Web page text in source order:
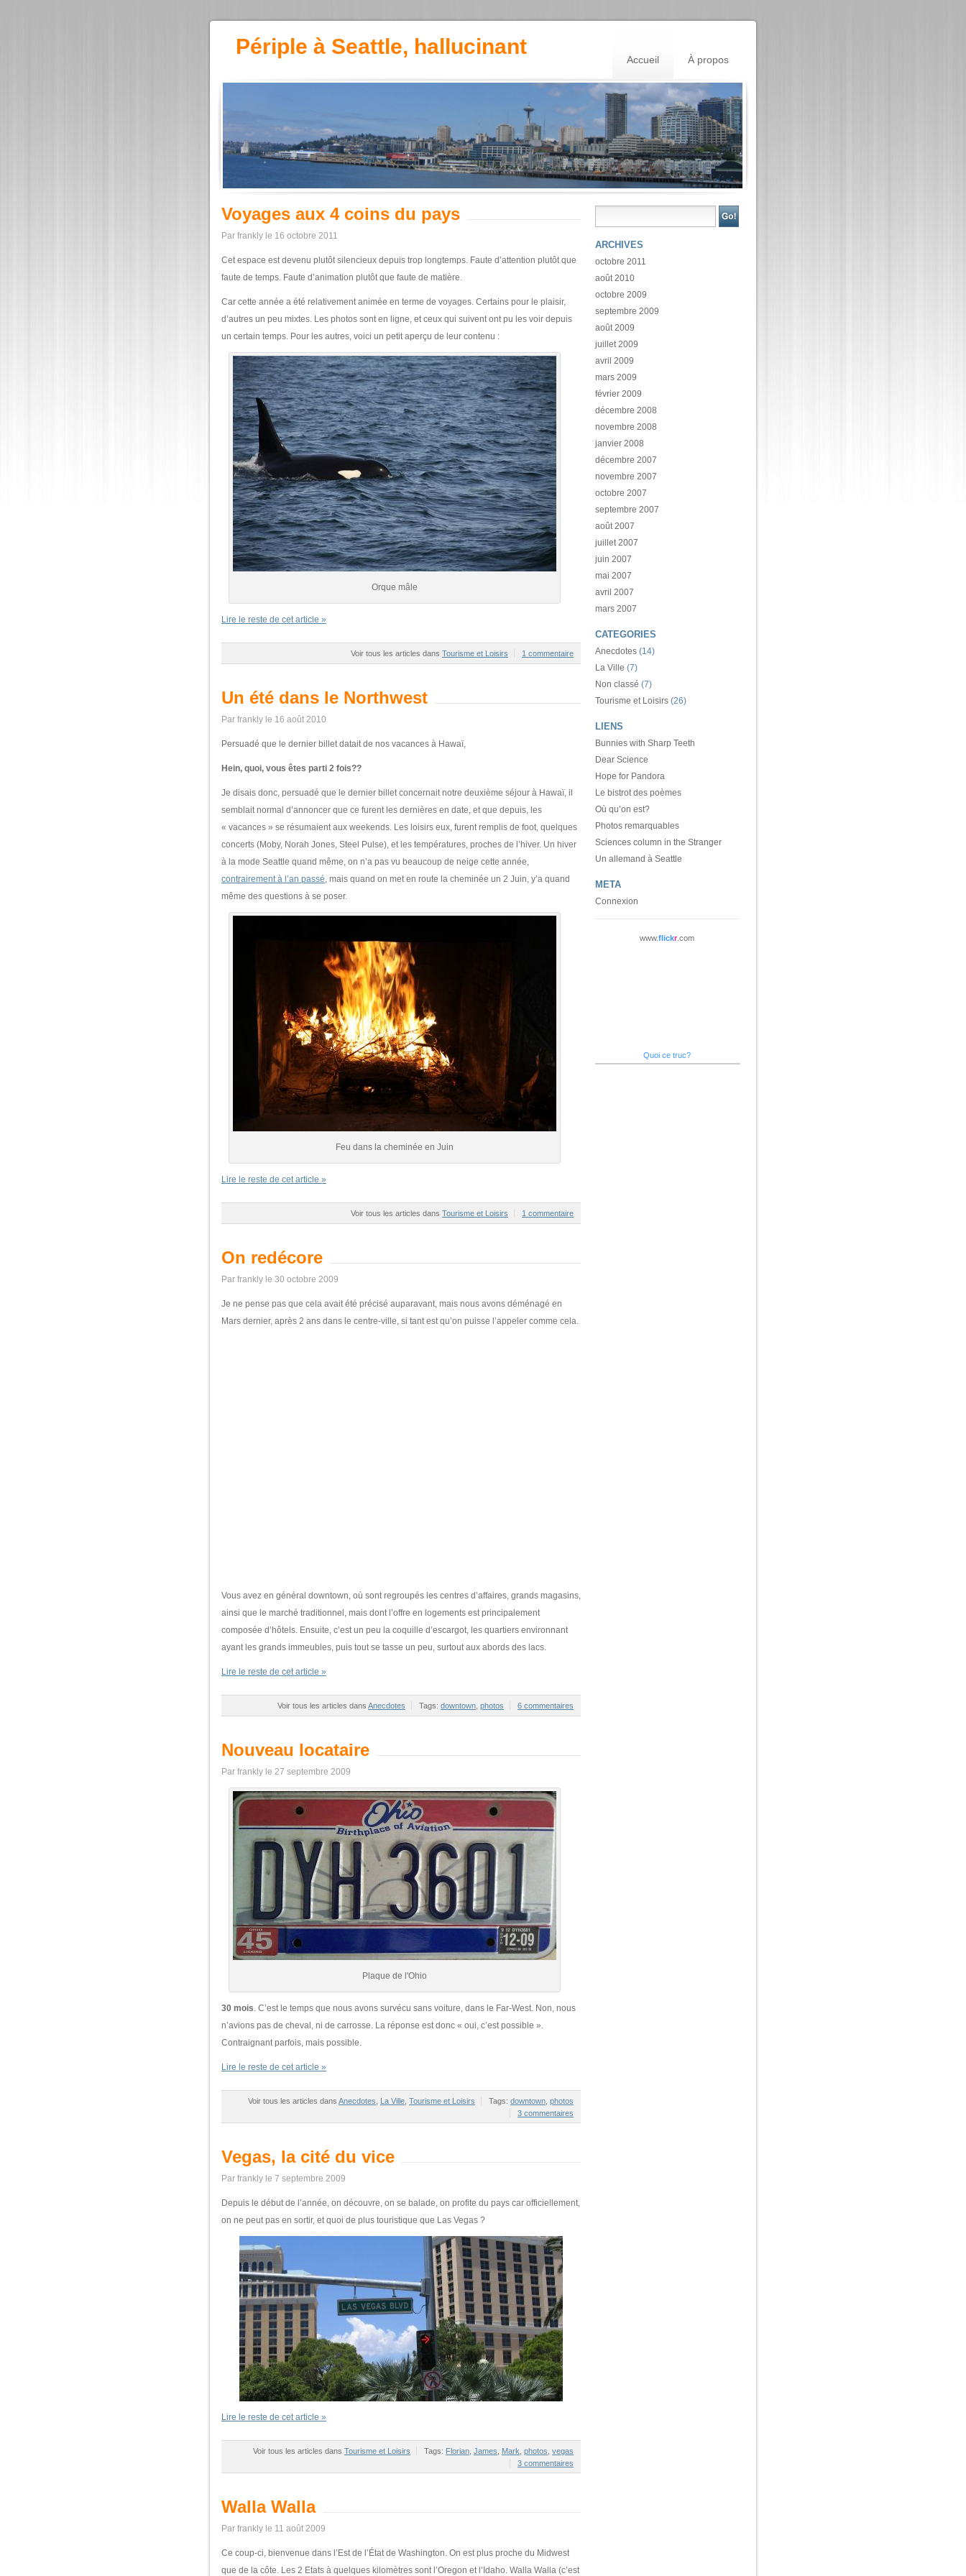
Périple à Seattle, hallucinant
Accueil À propos
Voyages aux 4 coins du pays
Par frankly le 16 octobre 2011
Cet espace est devenu plutôt silencieux depuis trop longtemps. Faute d’attention plutôt que
faute de temps. Faute d’animation plutôt que faute de matière.
Car cette année a été relativement animée en terme de voyages. Certains pour le plaisir,
d’autres un peu mixtes. Les photos sont en ligne, et ceux qui suivent ont pu les voir depuis
un certain temps. Pour les autres, voici un petit aperçu de leur contenu :
Orque mâle
Lire le reste de cet article »
Voir tous les articles dans Tourisme et Loisirs 1 commentaire
Un été dans le Northwest
Par frankly le 16 août 2010
Persuadé que le dernier billet datait de nos vacances à Hawaï,
Hein, quoi, vous êtes parti 2 fois??
Je disais donc, persuadé que le dernier billet concernait notre deuxième séjour à Hawaï, il
semblait normal d’annoncer que ce furent les dernières en date, et que depuis, les
« vacances » se résumaient aux weekends. Les loisirs eux, furent remplis de foot, quelques
concerts (Moby, Norah Jones, Steel Pulse), et les températures, proches de l’hiver. Un hiver
à la mode Seattle quand même, on n’a pas vu beaucoup de neige cette année,
contrairement à l’an passé, mais quand on met en route la cheminée un 2 Juin, y’a quand
même des questions à se poser.
Feu dans la cheminée en Juin
Lire le reste de cet article »
Voir tous les articles dans Tourisme et Loisirs 1 commentaire
On redécore
Par frankly le 30 octobre 2009
Je ne pense pas que cela avait été précisé auparavant, mais nous avons déménagé en
Mars dernier, après 2 ans dans le centre-ville, si tant est qu’on puisse l’appeler comme cela.
Vous avez en général downtown, où sont regroupés les centres d’affaires, grands magasins,
ainsi que le marché traditionnel, mais dont l’offre en logements est principalement
composée d’hôtels. Ensuite, c’est un peu la coquille d’escargot, les quartiers environnant
ayant les grands immeubles, puis tout se tasse un peu, surtout aux abords des lacs.
Lire le reste de cet article »
Voir tous les articles dans Anecdotes Tags: downtown photos 6 commentaires
Nouveau locataire
Par frankly le 27 septembre 2009
Plaque de l'Ohio
30 mois. C’est le temps que nous avons survécu sans voiture, dans le Far-West. Non, nous
n’avions pas de cheval, ni de carrosse. La réponse est donc « oui, c’est possible ».
Contraignant parfois, mais possible.
Lire le reste de cet article »
Voir tous les articles dans Anecdotes La Ville Tourisme et Loisirs Tags: downtown photos
3 commentaires
Vegas, la cité du vice
Par frankly le 7 septembre 2009
Depuis le début de l’année, on découvre, on se balade, on profite du pays car officiellement,
on ne peut pas en sortir, et quoi de plus touristique que Las Vegas ?
Lire le reste de cet article »
Voir tous les articles dans Tourisme et Loisirs Tags: Florian James Mark photos vegas
3 commentaires
Walla Walla
Par frankly le 11 août 2009
Ce coup-ci, bienvenue dans l’Est de l’État de Washington. On est plus proche du Midwest
que de la côte. Les 2 Etats à quelques kilomètres sont l’Oregon et l’Idaho. Walla Walla (c’est
ARCHIVES
octobre 2011
août 2010
octobre 2009
septembre 2009
août 2009
juillet 2009
avril 2009
mars 2009
février 2009
décembre 2008
novembre 2008
janvier 2008
décembre 2007
novembre 2007
octobre 2007
septembre 2007
août 2007
juillet 2007
juin 2007
mai 2007
avril 2007
mars 2007
CATEGORIES
Anecdotes (14)
La Ville (7)
Non classé (7)
Tourisme et Loisirs (26)
LIENS
Bunnies with Sharp Teeth
Dear Science
Hope for Pandora
Le bistrot des poèmes
Où qu’on est?
Photos remarquables
Sciences column in the Stranger
Un allemand à Seattle
META
Connexion
www.flickr.com
Quoi ce truc?